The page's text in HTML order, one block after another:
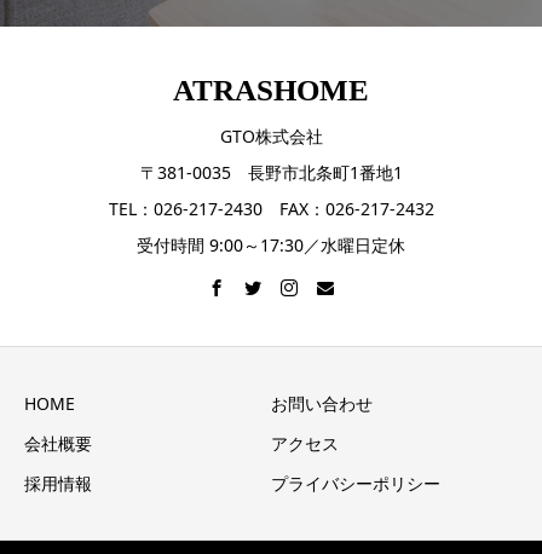
ATRASHOME
GTO株式会社
〒381-0035 長野市北条町1番地1
TEL：026-217-2430 FAX：026-217-2432
受付時間 9:00～17:30／水曜日定休
HOME
お問い合わせ
会社概要
アクセス
採用情報
プライバシーポリシー